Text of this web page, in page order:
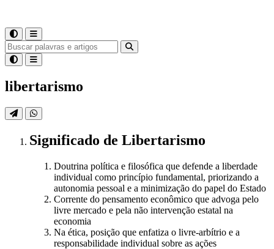
libertarismo
Significado de Libertarismo
Doutrina política e filosófica que defende a liberdade
individual como princípio fundamental, priorizando a
autonomia pessoal e a minimização do papel do Estado
Corrente do pensamento econômico que advoga pelo
livre mercado e pela não intervenção estatal na
economia
Na ética, posição que enfatiza o livre-arbítrio e a
responsabilidade individual sobre as ações